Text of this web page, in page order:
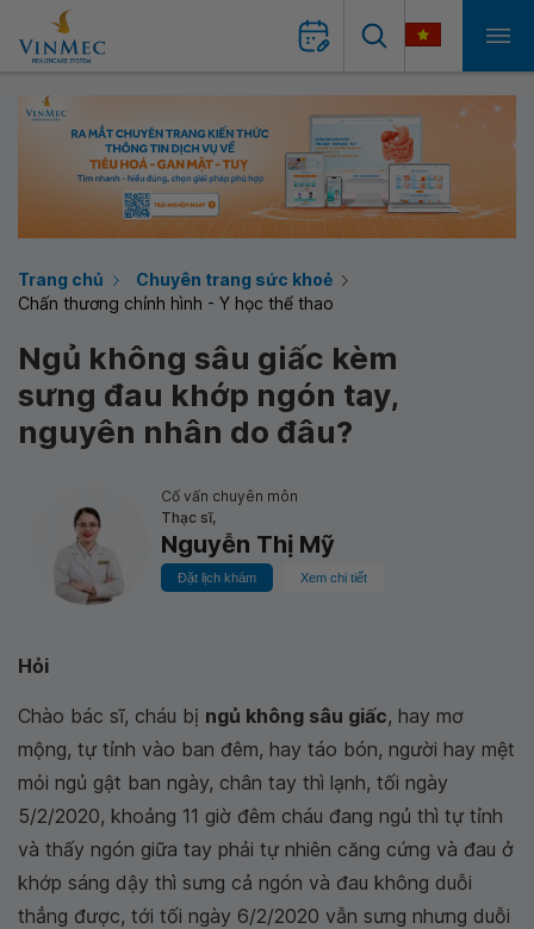
Trang chủ
Chuyên trang sức khoẻ
Chấn thương chỉnh hình - Y học thể thao
Ngủ không sâu giấc kèm
sưng đau khớp ngón tay,
nguyên nhân do đâu?
Cố vấn chuyên môn
Thạc sĩ,
Nguyễn Thị Mỹ
Đặt lịch khám Xem chi tiết
Hỏi
Chào bác sĩ, cháu bị ngủ không sâu giấc, hay mơ
mộng, tự tỉnh vào ban đêm, hay táo bón, người hay mệt
mỏi ngủ gật ban ngày, chân tay thì lạnh, tối ngày
5/2/2020, khoảng 11 giờ đêm cháu đang ngủ thì tự tỉnh
và thấy ngón giữa tay phải tự nhiên căng cứng và đau ở
khớp sáng dậy thì sưng cả ngón và đau không duỗi
thẳng được, tới tối ngày 6/2/2020 vẫn sưng nhưng duỗi